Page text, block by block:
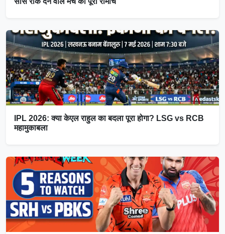
IPL 2026: क्या केएल राहुल का बदला पूरा होगा? LSG vs RCB
महामुकाबला